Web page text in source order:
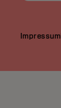
Impressum